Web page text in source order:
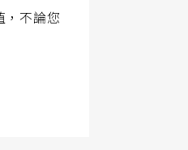
，不論您